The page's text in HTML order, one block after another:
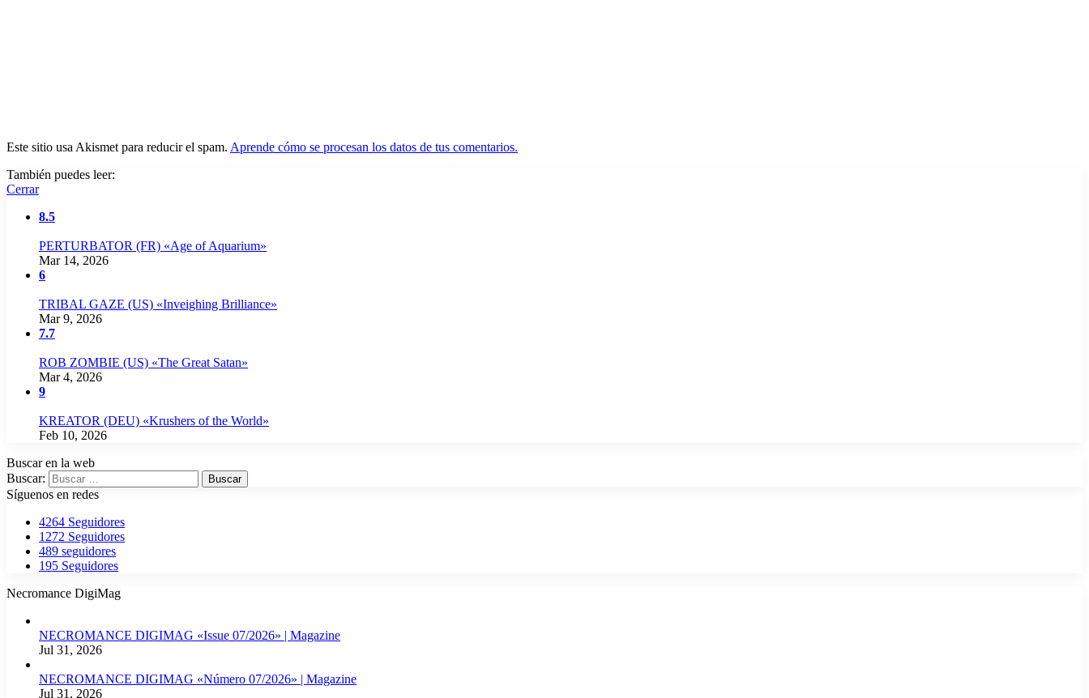
Este sitio usa Akismet para reducir el spam. Aprende cómo se procesan los datos de tus comentarios.
También puedes leer:
Cerrar
8.5
PERTURBATOR (FR) «Age of Aquarium»
Mar 14, 2026
6
TRIBAL GAZE (US) «Inveighing Brilliance»
Mar 9, 2026
7.7
ROB ZOMBIE (US) «The Great Satan»
Mar 4, 2026
9
KREATOR (DEU) «Krushers of the World»
Feb 10, 2026
Buscar en la web
Buscar:
Síguenos en redes
4264 Seguidores
1272 Seguidores
489 seguidores
195 Seguidores
Necromance DigiMag
NECROMANCE DIGIMAG «Issue 07/2026» | Magazine
Jul 31, 2026
NECROMANCE DIGIMAG «Número 07/2026» | Magazine
Jul 31, 2026